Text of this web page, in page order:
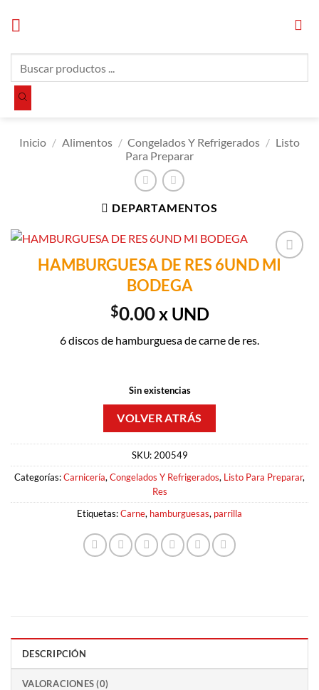
productos
Inicio / Alimentos / Congelados Y Refrigerados / Listo
Para Preparar
DEPARTAMENTOS
Añadir a
HAMBURGUESA DE RES 6UND MI
BODEGA
$0.00x UND
6 discos de hamburguesa de carne de res.
Sin existencias
SKU: 200549
Categorías:Carnicería, Congelados Y Refrigerados, Listo Para Preparar,
Res
Etiquetas:Carne, hamburguesas, parrilla
DESCRIPCIÓN
VALORACIONES (0)